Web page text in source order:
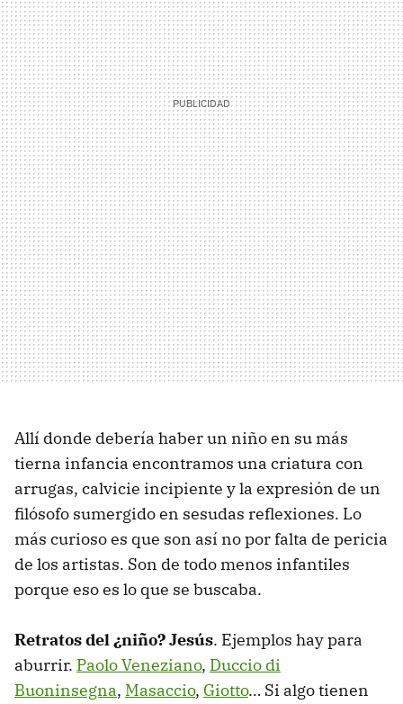
Allí donde debería haber un niño en su más
tierna infancia encontramos una criatura con
arrugas, calvicie incipiente y la expresión de un
filósofo sumergido en sesudas reflexiones. Lo
más curioso es que son así no por falta de pericia
de los artistas. Son de todo menos infantiles
porque eso es lo que se buscaba.
Retratos del ¿niño? Jesús. Ejemplos hay para
aburrir. Paolo Veneziano, Duccio di
Buoninsegna, Masaccio, Giotto… Si algo tienen